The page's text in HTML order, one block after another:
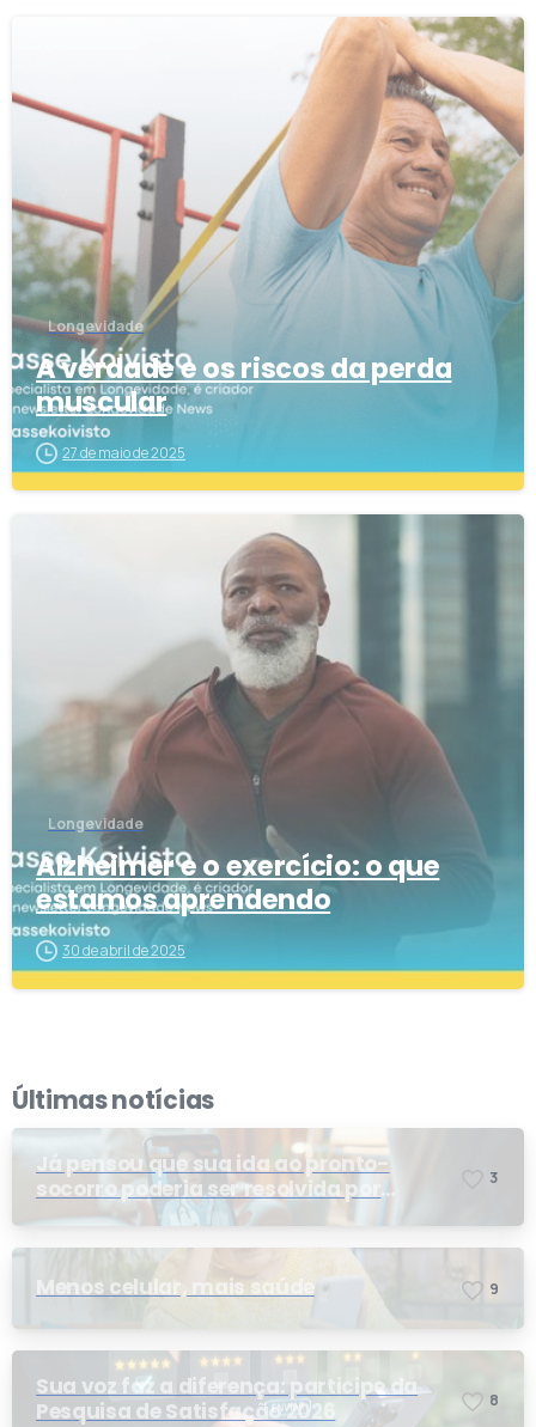
1
Longevidade
A verdade e os riscos da perda
muscular
27 de maio de 2025
Longevidade
Alzheimer e o exercício: o que
estamos aprendendo
30 de abril de 2025
Últimas notícias
Já pensou que sua ida ao pronto-
socorro poderia ser resolvida por
telemedicina?
3
Menos celular, mais saúde 9
Sua voz faz a diferença: participe da
Pesquisa de Satisfação 2026
8